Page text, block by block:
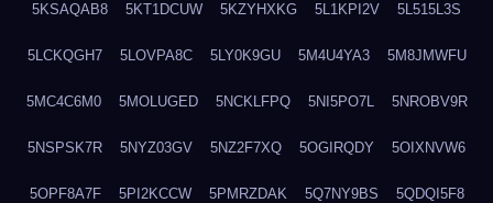
5KSAQAB8 5KT1DCUW 5KZYHXKG 5L1KPI2V 5L515L3S
5LCKQGH7 5LOVPA8C 5LY0K9GU 5M4U4YA3 5M8JMWFU
5MC4C6M0 5MOLUGED 5NCKLFPQ 5NI5PO7L 5NROBV9R
5NSPSK7R 5NYZ03GV 5NZ2F7XQ 5OGIRQDY 5OIXNVW6
5OPF8A7F 5PI2KCCW 5PMRZDAK 5Q7NY9BS 5QDQI5F8